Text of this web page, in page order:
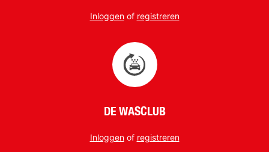
Inloggenof registreren
DE WASCLUB
Inloggenof registreren